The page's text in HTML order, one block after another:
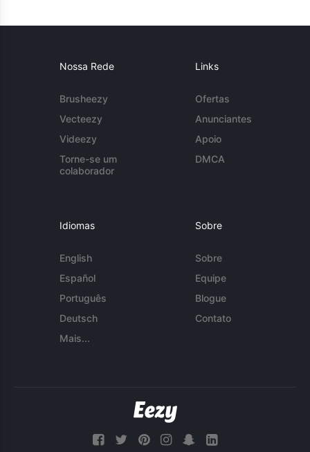
Nossa Rede
Brusheezy
Vecteezy
Videezy
Torne-se um
colaborador
Links
Ofertas
Anunciantes
Apoio
DMCA
Idiomas
English
Español
Português
Deutsch
Mais...
Sobre
Sobre
Equipe
Blogue
Contato